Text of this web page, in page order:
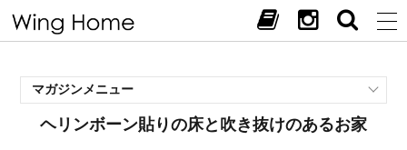
マガジンメニュー
施工事例
ヘリンボーン貼りの床と吹き抜けのあるお家